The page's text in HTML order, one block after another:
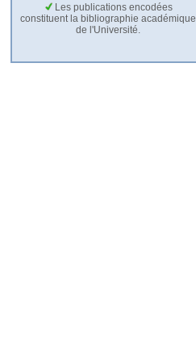
Les publications encodées
constituent la bibliographie académique
de l'Université.